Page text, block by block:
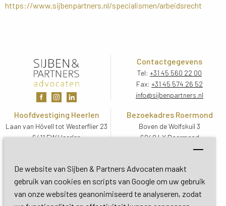
De website van Sijben & Partners Advocaten maakt
gebruik van cookies en scripts van Google om uw gebruik
van onze websites geanonimiseerd te analyseren, zodat
https://www.sijbenpartners.nl/specialismen/arbeidsrecht
Contactgegevens
Tel: +31 45 560 22 00
Fax: +31 45 574 26 52
info@sijbenpartners.nl
Hoofdvestiging Heerlen
Laan van Hövell tot Westerflier 23
6411 EW Heerlen
Bezoekadres Roermond
Boven de Wolfskuil 3
6049 LX Roermond
Routebeschrijving
Bezoekadres De Bilt
Soestdijkseweg Zuid 13
3732 HC De Bilt (Utrecht)